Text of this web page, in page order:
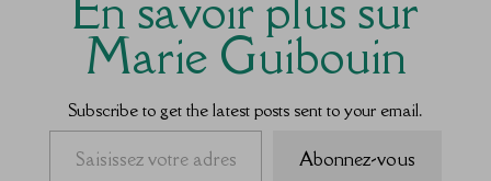
Marie Guibouin
Subscribe to get the latest posts sent to your email.
Saisissez votre adresse e-mail…
Abonnez-vous